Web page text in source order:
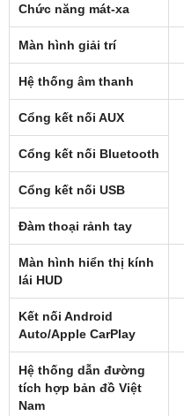
Chức năng mát-xa
Màn hình giải trí
Hệ thống âm thanh
Cổng kết nối AUX
Cổng kết nối Bluetooth
Cổng kết nối USB
Đàm thoại rảnh tay
Màn hình hiển thị kính
lái HUD
Kết nối Android
Auto/Apple CarPlay
Hệ thống dẫn đường
tích hợp bản đồ Việt
Nam